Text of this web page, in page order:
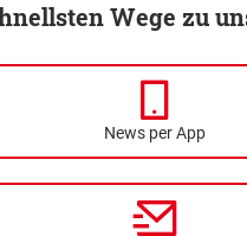
Wege zu
News per App